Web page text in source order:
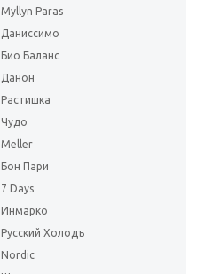
Myllyn Paras
Даниссимо
Био Баланс
Данон
Растишка
Чудо
Meller
Бон Пари
7 Days
Инмарко
Русский Холодъ
Nordic